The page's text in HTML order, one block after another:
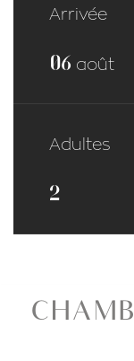
Arrivée
06 août
Adultes